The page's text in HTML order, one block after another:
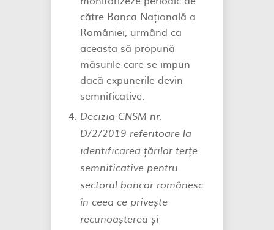
către Banca Națională a
României, urmând ca
aceasta să propună
măsurile care se impun
dacă expunerile devin
semnificative.
Decizia CNSM nr.
D/2/2019 referitoare la
identificarea țărilor terțe
semnificative pentru
sectorul bancar românesc
în ceea ce privește
recunoașterea și